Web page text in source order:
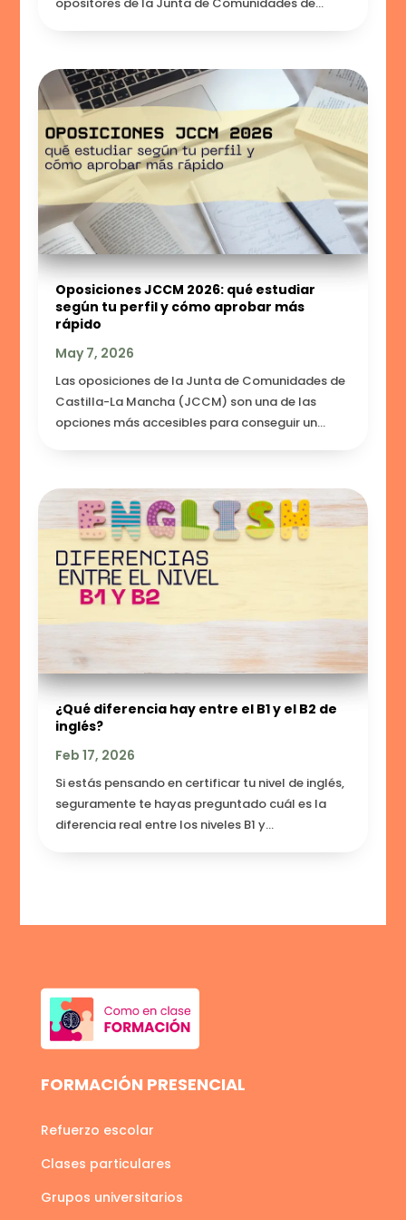
Oposiciones JCCM 2026: qué estudiar
según tu perfil y cómo aprobar más
rápido
May 7, 2026
Las oposiciones de la Junta de Comunidades de
Castilla-La Mancha (JCCM) son una de las
opciones más accesibles para conseguir un...
¿Qué diferencia hay entre el B1 y el B2 de
inglés?
Feb 17, 2026
Si estás pensando en certificar tu nivel de inglés,
seguramente te hayas preguntado cuál es la
diferencia real entre los niveles B1 y...
FORMACIÓN PRESENCIAL
Refuerzo escolar
Clases particulares
Grupos universitarios